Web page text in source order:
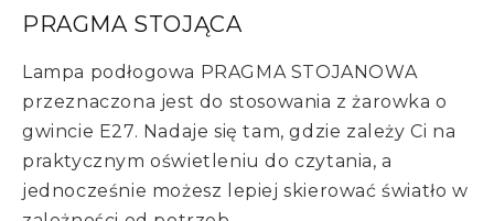
PRAGMA STOJĄCA
Lampa podłogowa PRAGMA STOJANOWA
przeznaczona jest do stosowania z żarowka o
gwincie E27. Nadaje się tam, gdzie zależy Ci na
praktycznym oświetleniu do czytania, a
jednocześnie możesz lepiej skierować światło w